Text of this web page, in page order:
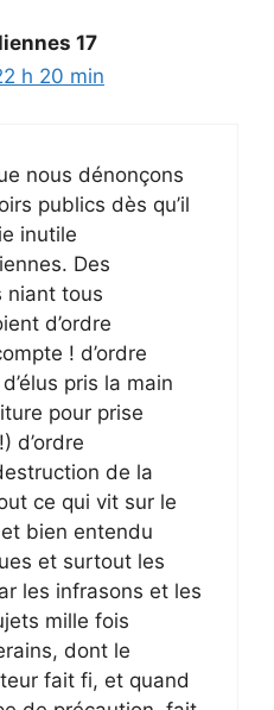
17
h 20 min
nous dénonçons
publics dès qu’il
inutile
Des
niant tous
d’ordre
! d’ordre
pris la main
pour prise
d’ordre
de la
ce qui vit sur le
bien entendu
et surtout les
les infrasons et les
mille fois
dont le
fait fi, et quand